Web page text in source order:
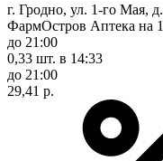
г. Гродно, ул. 1-го Мая,
ФармОстров Аптека на
до 21:00
0,33 шт. в 14:33
до 21:00
29,41 р.